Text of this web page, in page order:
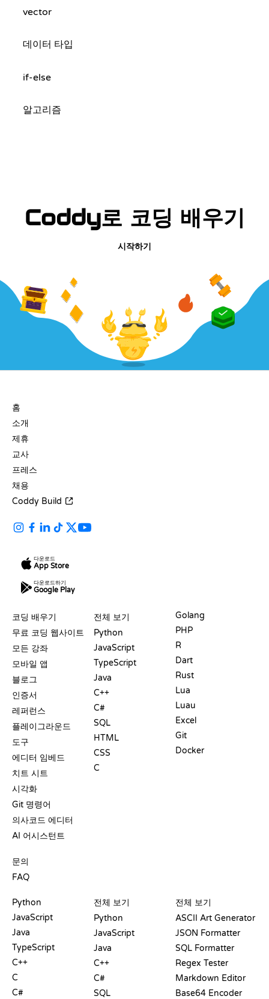
vector
데이터 타입
if-else
알고리즘
Coddy로 코딩 배우기
시작하기
홈
소개
제휴
교사
프레스
채용
Coddy Build
다운로드
App Store
다운로드하기
Google Play
코딩 배우기
무료 코딩 웹사이트
모든 강좌
모바일 앱
블로그
인증서
레퍼런스
플레이그라운드
도구
에디터 임베드
치트 시트
시각화
Git 명령어
의사코드 에디터
AI 어시스턴트
문의
FAQ
전체 보기
Python
JavaScript
TypeScript
Java
C++
C#
SQL
HTML
CSS
C
Golang
PHP
R
Dart
Rust
Lua
Luau
Excel
Git
Docker
Python
JavaScript
Java
TypeScript
C++
C
C#
전체 보기
Python
JavaScript
Java
C++
C#
SQL
전체 보기
ASCII Art Generator
JSON Formatter
SQL Formatter
Regex Tester
Markdown Editor
Base64 Encoder